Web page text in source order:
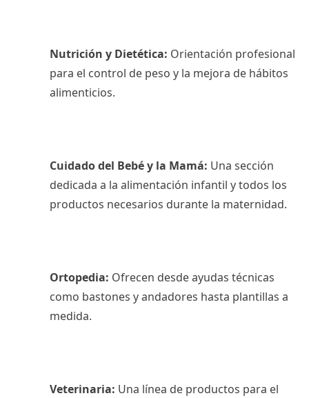
Nutrición y Dietética: Orientación profesional
para el control de peso y la mejora de hábitos
alimenticios.
Cuidado del Bebé y la Mamá: Una sección
dedicada a la alimentación infantil y todos los
productos necesarios durante la maternidad.
Ortopedia: Ofrecen desde ayudas técnicas
como bastones y andadores hasta plantillas a
medida.
Veterinaria: Una línea de productos para el